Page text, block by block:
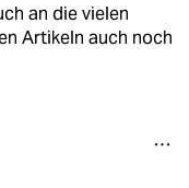
an die vielen
Artikeln auch noch